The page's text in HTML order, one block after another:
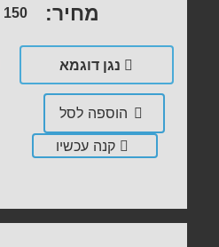
מחיר: 150
נגן דוגמא
הוספה לסל
קנה עכשיו